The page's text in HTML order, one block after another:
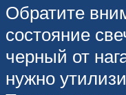
Обратите
состояние
черный от
нужно